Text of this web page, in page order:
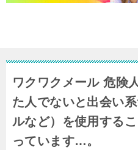
ワクワクメール 危険
た人でないと出会い
ルなど）を使用する
っています…。